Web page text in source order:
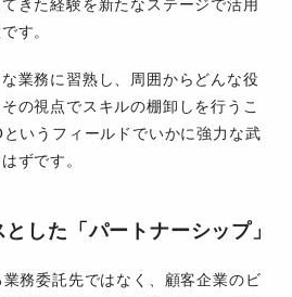
きた経験を新たなステージで活用
す。
業務に習熟し、周囲からどんな役
の視点でスキルの棚卸しを行うこ
いうフィールドでいかに強力な武
ずです。
した「パートナーシップ」
務委託先ではなく、顧客企業のビ